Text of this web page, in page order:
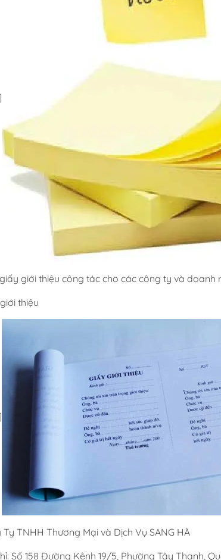
giới thiệu công tác cho các công ty và doanh
thiệu
Ty TNHH Thương Mại và Dịch Vụ SANG HÀ
Số 158 Đường Kênh 19/5, Phường Tây Thạnh,